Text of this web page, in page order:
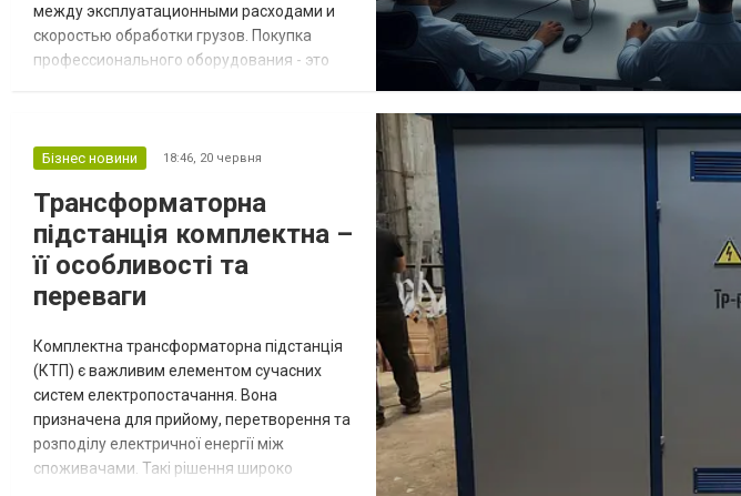
между эксплуатационными расходами и
скоростью обработки грузов. Покупка
профессионального оборудования - это
детально анализировать не только
машин, но и их экономическую
эффективность в долгосрочной пер...
Бізнес новини 18:46, 20 червня
Трансформаторна
підстанція комплектна –
її особливості та
переваги
Комплектна трансформаторна підстанція
(КТП) є важливим елементом сучасних
систем електропостачання. Вона
призначена для прийому, перетворення та
розподілу електричної енергії між
споживачами. Такі рішення широко